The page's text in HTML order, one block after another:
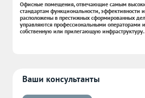
Офисные помещения, отвечающие самым
стандартам функциональности, эффективности
расположены в престижных сформированных
управляются профессиональными операторами
собственную или прилегающую инфраструктуру.
Ваши консультанты